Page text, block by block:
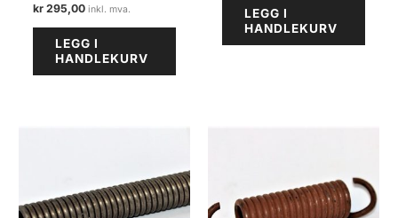
kr 295,00
LEGG I
HANDLEKURV
LEGG I
HANDLEKURV